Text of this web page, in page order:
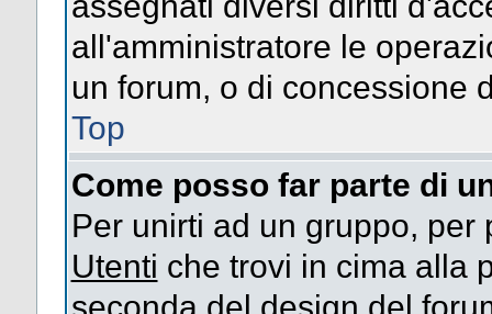
all'amministratore le
un forum, o di concessione
Top
Come posso far parte di
Per unirti ad un gruppo,
Utenti che trovi in cima alla